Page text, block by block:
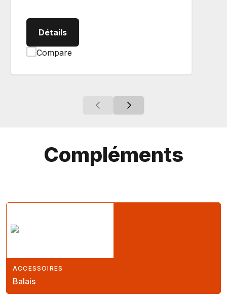
DétailsSVL973 Chargeur compact sur
Compare
Compléments
ACCESSOIRES
Balais